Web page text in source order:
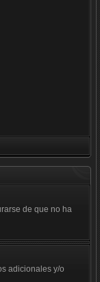
de que no ha
adicionales y/o